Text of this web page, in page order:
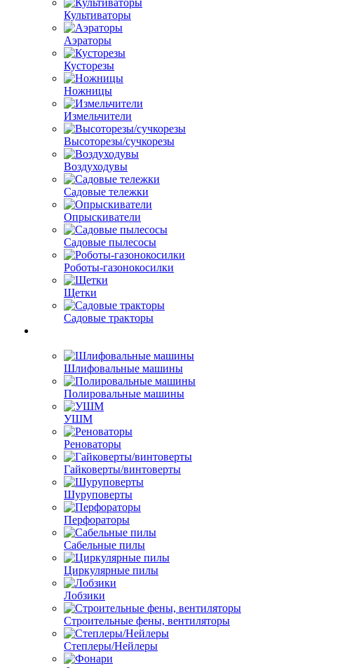
Культиваторы
Аэраторы
Кусторезы
Ножницы
Измельчители
Высоторезы/сучкорезы
Воздуходувы
Садовые тележки
Опрыскиватели
Садовые пылесосы
Роботы-газонокосилки
Щетки
Садовые тракторы
Шлифовальные машины
Полировальные машины
УШМ
Реноваторы
Гайковерты/винтоверты
Шуруповерты
Перфораторы
Сабельные пилы
Циркулярные пилы
Лобзики
Строительные фены, вентиляторы
Степлеры/Нейлеры